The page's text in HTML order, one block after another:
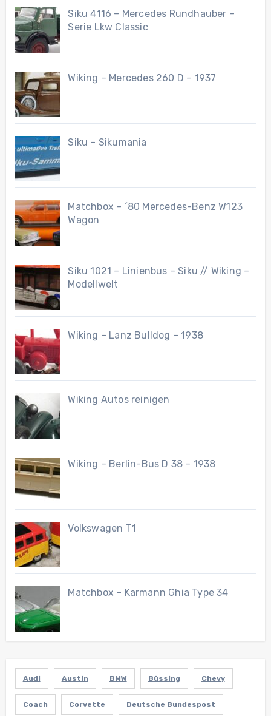
Siku 4116 – Mercedes Rundhauber –
Serie Lkw Classic
Wiking – Mercedes 260 D – 1937
Siku – Sikumania
Matchbox – ´80 Mercedes-Benz W123
Wagon
Siku 1021 – Linienbus – Siku // Wiking –
Modellwelt
Wiking – Lanz Bulldog – 1938
Wiking Autos reinigen
Wiking – Berlin-Bus D 38 – 1938
Volkswagen T1
Matchbox – Karmann Ghia Type 34
Audi Austin BMW Büssing Chevy
Coach Corvette Deutsche Bundespost